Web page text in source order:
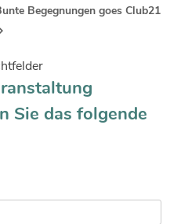
Begegnungen goes Club21
Sie das folgende